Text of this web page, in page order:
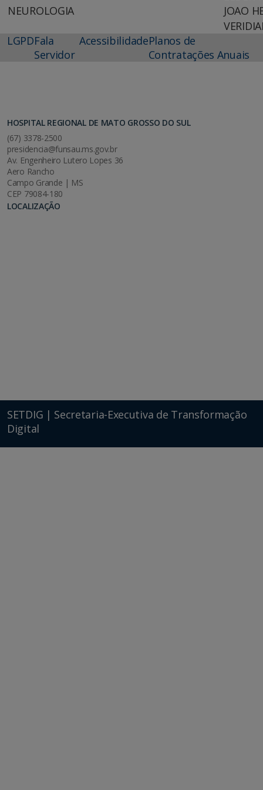
NEUROLOGIA
JOAO
LGPDFala
Servidor
AcessibilidadePlanos de
Contratações Anuais
HOSPITAL REGIONAL DE MATO GROSSO DO SUL
(67) 3378-2500
presidencia@funsau.ms.gov.br
Av. Engenheiro Lutero Lopes 36
Aero Rancho
Campo Grande | MS
CEP 79084-180
LOCALIZAÇÃO
SETDIG | Secretaria-Executiva de Transformação
Digital